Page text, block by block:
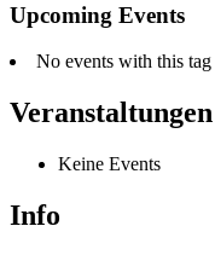
Upcoming Events
No events with this tag
Veranstaltungen
Keine Events
Info